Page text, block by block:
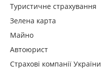
Туристичне страхування
Зелена карта
Майно
Автоюрист
Страхові компанії України